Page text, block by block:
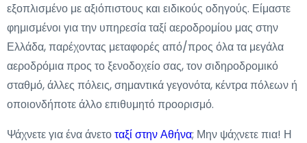
εξοπλισμένο με αξιόπιστους και ειδικούς οδηγούς. Είμαστε
φημισμένοι για την υπηρεσία ταξί αεροδρομίου μας στην
Ελλάδα, παρέχοντας μεταφορές από/προς όλα τα μεγάλα
αεροδρόμια προς το ξενοδοχείο σας, τον σιδηροδρομικό
σταθμό, άλλες πόλεις, σημαντικά γεγονότα, κέντρα πόλεων ή
οποιονδήποτε άλλο επιθυμητό προορισμό.
Ψάχνετε για ένα άνετοταξί στην Αθήνα; Μην ψάχνετε πια! Η